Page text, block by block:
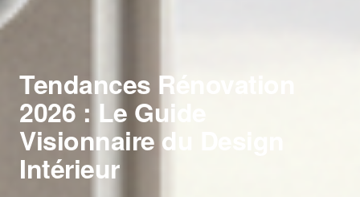
Tendances Rénovation
2026 : Le Guide
Visionnaire du Design
Intérieur